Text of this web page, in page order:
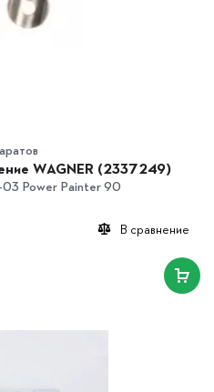
WAGNER (2337249)
03 Power Painter 90
В сравнение